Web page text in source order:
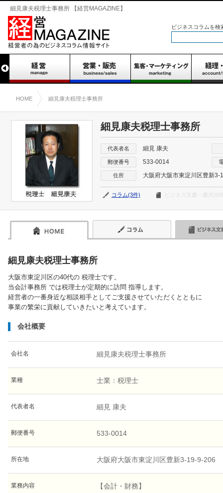
細見康夫税理士事務所 【経営MAGAZINE】
ビジネスコラムを検
HOME 細見康夫税理士事務所
細見康夫税理士事務所
代表者名 細見 康夫
郵便番号 533-0014
住所 大阪府大阪市東淀川区豊新3-
コラム(3件) ビジネス文書・書式(0
細見康夫税理士事務所
大阪市東淀川区の40代の 税理士です。
当会計事務所 では税理士が定期的に訪問 指導します。
経営者の一番身近な相談相手としてご支援させていただくとともに
事業の繁栄に貢献していきたいと考えています。
会社概要
会社名 細見康夫税理士事務所
業種 士業：税理士
代表者名 細見 康夫
郵便番号 533-0014
所在地 大阪府大阪市東淀川区豊新3-19-9-206
業務内容
【会計・財務】